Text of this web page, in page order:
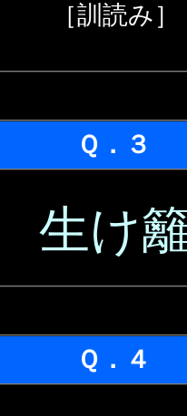
［訓読み］
Ｑ．３
生け
Ｑ．４